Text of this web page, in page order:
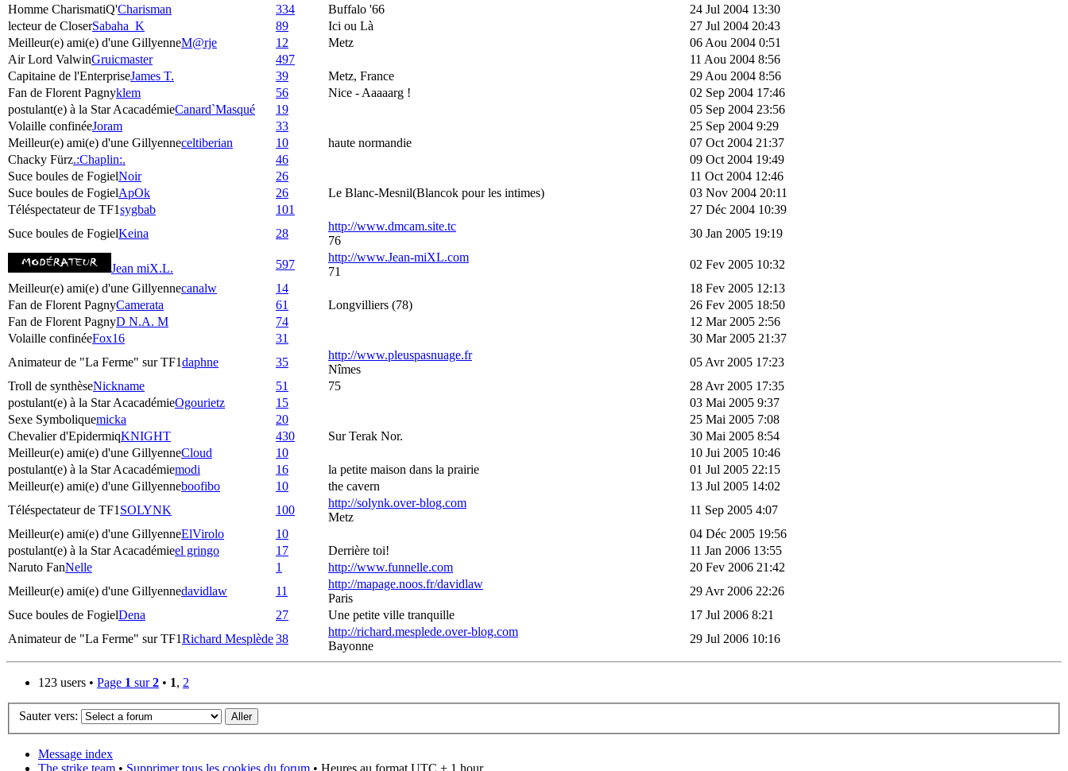
Homme CharismatiQ'Charisman 334 Buffalo '66
24 Jul 2004 13:30
lecteur de CloserSabaha_K 89 Ici ou Là
27 Jul 2004 20:43
Meilleur(e) ami(e) d'une GillyenneM@rje 12 Metz
06 Aou 2004 0:51
Air Lord ValwinGruicmaster 497
11 Aou 2004 8:56
Capitaine de l'EnterpriseJames T. 39 Metz, France
29 Aou 2004 8:56
Fan de Florent Pagnyklem 56 Nice - Aaaaarg !
02 Sep 2004 17:46
postulant(e) à la Star AcacadémieCanard`Masqué 19
05 Sep 2004 23:56
Volaille confinéeJoram 33
25 Sep 2004 9:29
Meilleur(e) ami(e) d'une Gillyenneceltiberian 10 haute normandie
07 Oct 2004 21:37
Chacky Fürz.:Chaplin:. 46
09 Oct 2004 19:49
Suce boules de FogielNoir 26
11 Oct 2004 12:46
Suce boules de FogielApOk 26 Le Blanc-Mesnil(Blancok pour les intimes)
03 Nov 2004 20:11
Téléspectateur de TF1sygbab 101
27 Déc 2004 10:39
Suce boules de FogielKeina 28
http://www.dmcam.site.tc
76
30 Jan 2005 19:19
Jean miX.L. 597
http://www.Jean-miXL.com
71
02 Fev 2005 10:32
Meilleur(e) ami(e) d'une Gillyennecanalw 14
18 Fev 2005 12:13
Fan de Florent PagnyCamerata 61 Longvilliers (78)
26 Fev 2005 18:50
Fan de Florent PagnyD N.A. M 74
12 Mar 2005 2:56
Volaille confinéeFox16 31
30 Mar 2005 21:37
Animateur de "La Ferme" sur TF1daphne 35
http://www.pleuspasnuage.fr
Nîmes
05 Avr 2005 17:23
Troll de synthèseNickname 51 75
28 Avr 2005 17:35
postulant(e) à la Star AcacadémieOgourietz 15
03 Mai 2005 9:37
Sexe Symboliquemicka 20
25 Mai 2005 7:08
Chevalier d'EpidermiqKNIGHT 430 Sur Terak Nor.
30 Mai 2005 8:54
Meilleur(e) ami(e) d'une GillyenneCloud 10
10 Jui 2005 10:46
postulant(e) à la Star Acacadémiemodi 16 la petite maison dans la prairie
01 Jul 2005 22:15
Meilleur(e) ami(e) d'une Gillyenneboofibo 10 the cavern
13 Jul 2005 14:02
Téléspectateur de TF1 SOLYNK 100
http://solynk.over-blog.com
Metz
11 Sep 2005 4:07
Meilleur(e) ami(e) d'une GillyenneElVirolo 10
04 Déc 2005 19:56
postulant(e) à la Star Acacadémieel gringo 17 Derrière toi!
11 Jan 2006 13:55
Naruto FanNelle 1 http://www.funnelle.com
20 Fev 2006 21:42
Meilleur(e) ami(e) d'une Gillyennedavidlaw 11
http://mapage.noos.fr/davidlaw
Paris
29 Avr 2006 22:26
Suce boules de FogielDena 27 Une petite ville tranquille
17 Jul 2006 8:21
Animateur de "La Ferme" sur TF1Richard Mesplède38
http://richard.mesplede.over-blog.com
Bayonne
29 Jul 2006 10:16
123 users • Page 1 sur2 • 1, 2
Sauter vers:
Message index